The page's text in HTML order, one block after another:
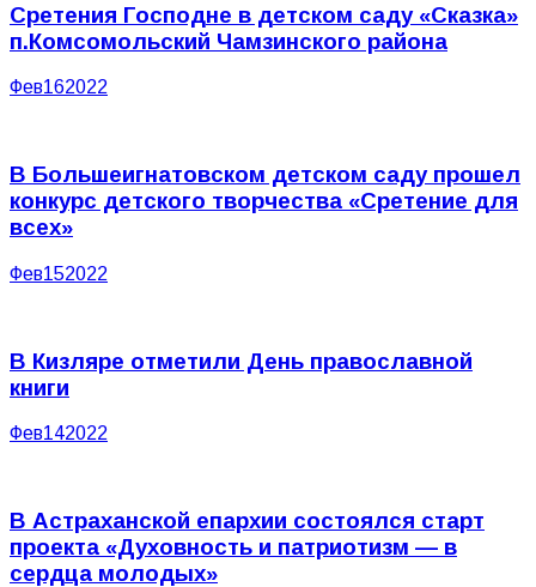
Сретения Господне в детском саду «Сказка»
п.Комсомольский Чамзинского района
Фев162022
В Большеигнатовском детском саду прошел
конкурс детского творчества «Сретение для
всех»
Фев152022
В Кизляре отметили День православной
книги
Фев142022
В Астраханской епархии состоялся старт
проекта «Духовность и патриотизм — в
сердца молодых»